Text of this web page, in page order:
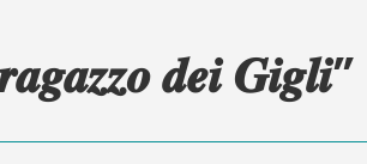
𝒅𝒆𝒊 𝑮𝒊𝒈𝒍𝒊”